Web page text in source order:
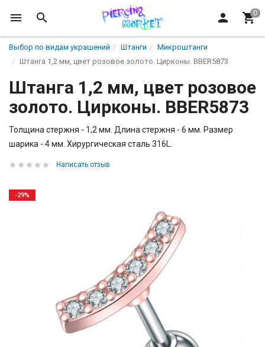
Выбор по видам украшений Штанги
Микроштанги
Штанга 1,2 мм, цвет розовое золото. Цирконы. BBER5873
Штанга 1,2 мм, цвет розовое
золото. Цирконы. BBER5873
Толщина стержня - 1,2 мм. Длина стержня - 6 мм. Размер
шарика - 4 мм. Хирургическая сталь 316L.
Написать отзыв
-29%